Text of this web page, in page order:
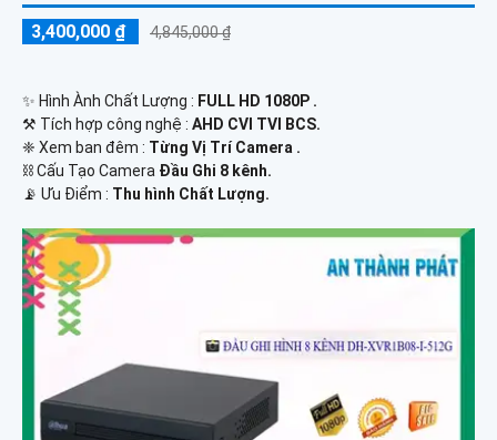
3,400,000 ₫ 4,845,000 ₫
✨ Hình Ành Chất Lượng : FULL HD 1080P .
⚒ Tích hợp công nghệ : AHD CVI TVI BCS.
❈ Xem ban đêm : Từng Vị Trí Camera .
⛓ Cấu Tạo Camera Đầu Ghi 8 kênh.
️📡 Ưu Điểm : Thu hình Chất Lượng.